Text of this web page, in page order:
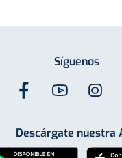
Síguenos
Descárgate nuestra